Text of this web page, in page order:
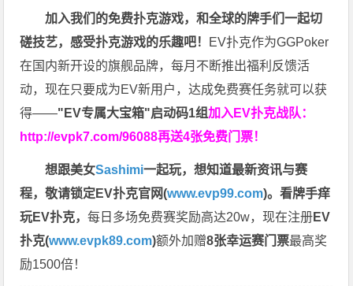
加入我们的免费扑克游戏，和全球的牌手们一起切
磋技艺，感受扑克游戏的乐趣吧！ EV扑克作为GGPoker
在国内新开设的旗舰品牌，每月不断推出福利反馈活
动，现在只要成为EV新用户，达成免费赛任务就可以获
得——"EV专属大宝箱"启动码1组加入EV扑克战队：
http://evpk7.com/96088再送4张免费门票！
想跟美女Sashimi一起玩，想知道最新资讯与赛
程，敬请锁定EV扑克官网(www.evp99.com)。看牌手痒
玩EV扑克，每日多场免费赛奖励高达20w，现在注册EV
扑克(www.evpk89.com)额外加赠8张幸运赛门票最高奖
励1500倍！